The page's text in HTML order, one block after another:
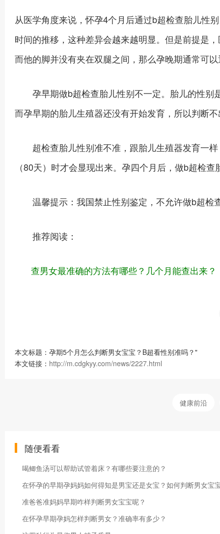
从医学角度来说，怀孕4个月后通过b超检查胎儿性
时间的推移，这种差异会越来越明显。但是前提是
而他的脚并没有夹在双腿之间，那么孕晚期通常可
孕早期做b超检查胎儿性别不一定。胎儿的性别
而孕早期的胎儿生殖器还没有开始发育，所以判断
超检查胎儿性别准不准，跟胎儿生殖器发育一样
（80天）时才会显现出来。孕四个月后，做b超检
温馨提示：我国禁止性别鉴定，不允许做b超检
推荐阅读：
查男女最准确的方法有哪些？几个月能查出来？
本文标题：孕期5个月怎么判断男女宝宝？B超看性别准吗？"
本文链接： http://m.cdgkyy.com/news/2227.html
健康前沿
随便看看
喝鲫鱼汤可以帮助试管着床？有哪些要注意的？
在怀孕的早期孕妈妈如何得知是男宝还是女宝？如何判断男女宝
准爸爸准妈妈早期咋样判断男女宝宝呢？
在怀孕早期孕妈怎样判断男女？准确率有多少？